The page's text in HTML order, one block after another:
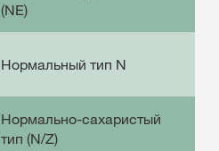
(NE)
Нормальный тип N
Нормально-сахаристый
тип (N/Z)